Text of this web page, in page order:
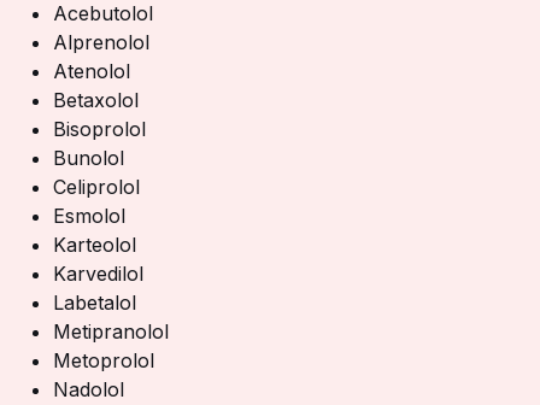
Acebutolol
Alprenolol
Atenolol
Betaxolol
Bisoprolol
Bunolol
Celiprolol
Esmolol
Karteolol
Karvedilol
Labetalol
Metipranolol
Metoprolol
Nadolol